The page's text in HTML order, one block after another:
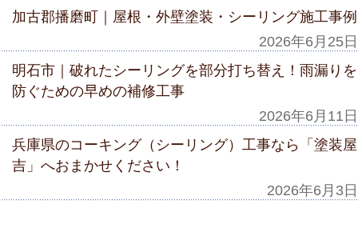
加古郡播磨町｜屋根・外壁塗装・シーリング施工事例
2026年6月25日
明石市｜破れたシーリングを部分打ち替え！雨漏りを
防ぐための早めの補修工事
2026年6月11日
兵庫県のコーキング（シーリング）工事なら「塗装屋
吉」へおまかせください！
2026年6月3日